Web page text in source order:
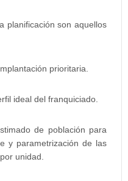
planificación son aquellos
prioritaria.
ideal del franquiciado.
de población para
y parametrización de las
unidad.